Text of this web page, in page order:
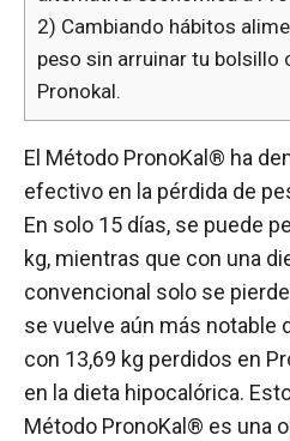
2) Cambiando hábitos
peso sin arruinar tu bolsillo
Pronokal.
El Método PronoKal® ha
efectivo en la pérdida de
En solo 15 días, se puede
kg, mientras que con una
convencional solo se
se vuelve aún más notable
con 13,69 kg perdidos en
en la dieta hipocalórica.
Método PronoKal® es una